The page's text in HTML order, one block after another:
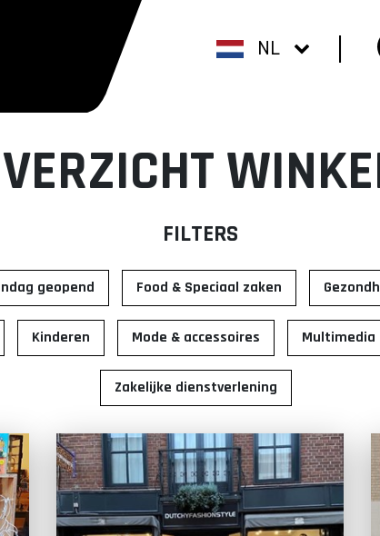
NL
FILTERS
geopend Food & Speciaal zaken
Kinderen Mode & accessoires Multimedia
Zakelijke dienstverlening